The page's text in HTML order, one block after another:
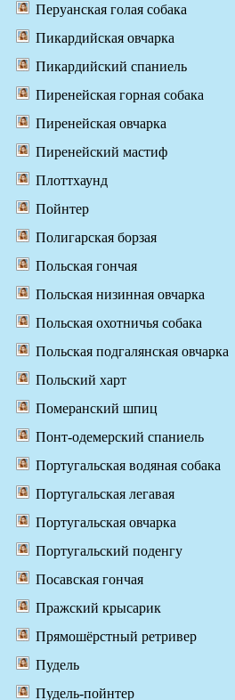
Перуанская голая собака
Пикардийская овчарка
Пикардийский спаниель
Пиренейская горная собака
Пиренейская овчарка
Пиренейский мастиф
Плоттхаунд
Пойнтер
Полигарская борзая
Польская гончая
Польская низинная овчарка
Польская охотничья собака
Польская подгалянская овчарка
Польский харт
Померанский шпиц
Понт-одемерский спаниель
Португальская водяная собака
Португальская легавая
Португальская овчарка
Португальский поденгу
Посавская гончая
Пражский крысарик
Прямошёрстный ретривер
Пудель
Пудель-пойнтер